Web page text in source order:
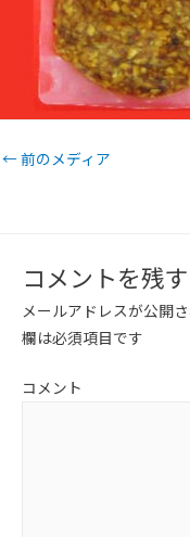
←前のメディア
コメントを残す
メールアドレスが公開
欄は必須項目です
コメント